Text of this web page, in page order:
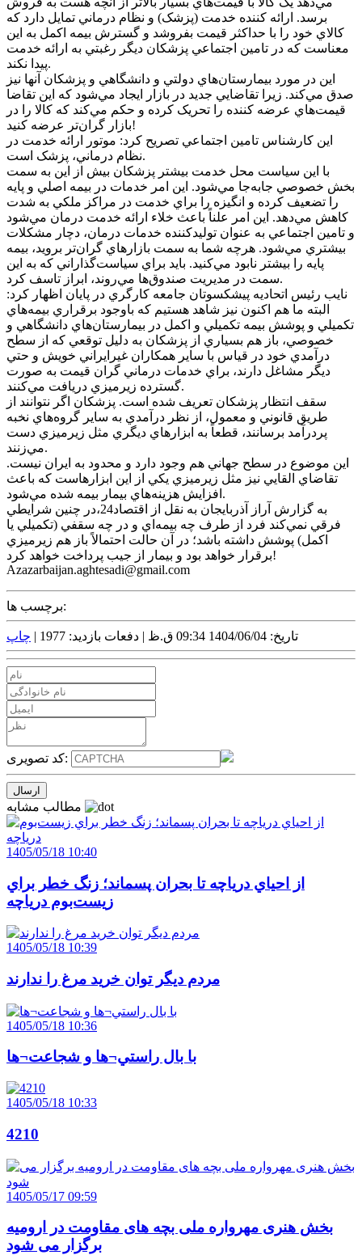
برسد. ارائه کننده خدمت (پزشک) و نظام درماني تمايل دارد که
کالاي خود را با حداکثر قيمت بفروشد و گسترش بيمه اکمل به اين
معناست که در تامين اجتماعي پزشکان ديگر رغبتي به ارائه خدمت
پيدا نکند.
اين در مورد بيمارستان‌هاي دولتي و دانشگاهي و پزشکان آنها نيز
صدق مي‌کند. زيرا تقاضايي جديد در بازار ايجاد مي‌شود که اين تقاضا
قيمت‌هاي عرضه کننده را تحريک کرده و حکم مي‌کند که کالا را در
بازار گران‌تر عرضه کنيد!
اين کارشناس تامين اجتماعي تصريح کرد: موتور ارائه خدمت در
نظام درماني، پزشک است.
با اين سياست محل خدمت بيشتر پزشکان بيش از اين به سمت
بخش خصوصي جابه‌جا مي‌شود. اين امر خدمات در بيمه اصلي و پايه
را تضعيف کرده و انگيزه را براي خدمت در مراکز ملکي به شدت
کاهش مي‌دهد. اين امر علناً باعث خلاء ارائه خدمت درمان مي‌شود
و تامين اجتماعي به عنوان توليدکننده خدمات درمان، دچار مشکلات
بيشتري مي‌شود. هرچه شما به سمت بازار‌هاي گران‌تر برويد، بيمه
پايه را بيشتر نابود مي‌کنيد. بايد براي سياست‌گذاراني که به اين
سمت در مديريت صندوق‌ها مي‌روند، ابراز تاسف کرد.
نايب رئيس اتحاديه پيشکسوتان جامعه کارگري در پايان اظهار کرد:
البته ما هم اکنون نيز شاهد هستيم که باوجود برقراري بيمه‌هاي
تکميلي و پوشش بيمه تکميلي و اکمل در بيمارستان‌هاي دانشگاهي و
خصوصي، باز هم بسياري از پزشکان به دليل توقعي که از سطح
درآمدي خود در قياس با ساير همکاران غيرايراني خويش و حتي
ديگر مشاغل دارند، براي خدمات درماني گران قيمت به صورت
گسترده زيرميزي دريافت مي‌کنند.
سقف انتظار پزشکان تعريف شده است. پزشکان اگر نتوانند از
طريق قانوني و معمول، از نظر درآمدي به ساير گروه‌هاي نخبه
پردرآمد برسانند، قطعاً به ابزار‌هاي ديگري مثل زيرميزي دست
مي‌زنند.
اين موضوع در سطح جهاني هم وجود دارد و محدود به ايران نيست.
تقاضاي القايي نيز مثل زيرميزي يکي از اين ابزارهاست که باعث
افزايش هزينه‌هاي بيمار بيمه شده مي‌شود.
به گزارش آراز آذربايجان به نقل از اقتصاد24،در چنين شرايطي
فرقي نمي‌کند فرد از طرف چه بيمه‌اي و در چه سقفي (تکميلي يا
اکمل) پوشش داشته باشد؛ در آن حالت احتمالاً باز هم زيرميزي
برقرار خواهد بود و بيمار از جيب پرداخت خواهد کرد!
Azazarbaijan.aghtesadi@gmail.com
برچسب ها:
تاریخ: 1404/06/04 09:34 ق.ظ | دفعات بازدید: 1977 | چاپ
کد تصویری:
1405/05/18 10:40
از احياي درياچه تا بحران پسماند؛ زنگ خطر براي
زيست‌بوم درياچه
1405/05/18 10:39
مردم ديگر توان خريد مرغ را ندارند
1405/05/18 10:36
با بال راستي¬ها و شجاعت¬ها
1405/05/18 10:33
4210
1405/05/17 09:59
بخش هنری مهرواره ملی بچه های مقاومت در ارومیه
برگزار می شود